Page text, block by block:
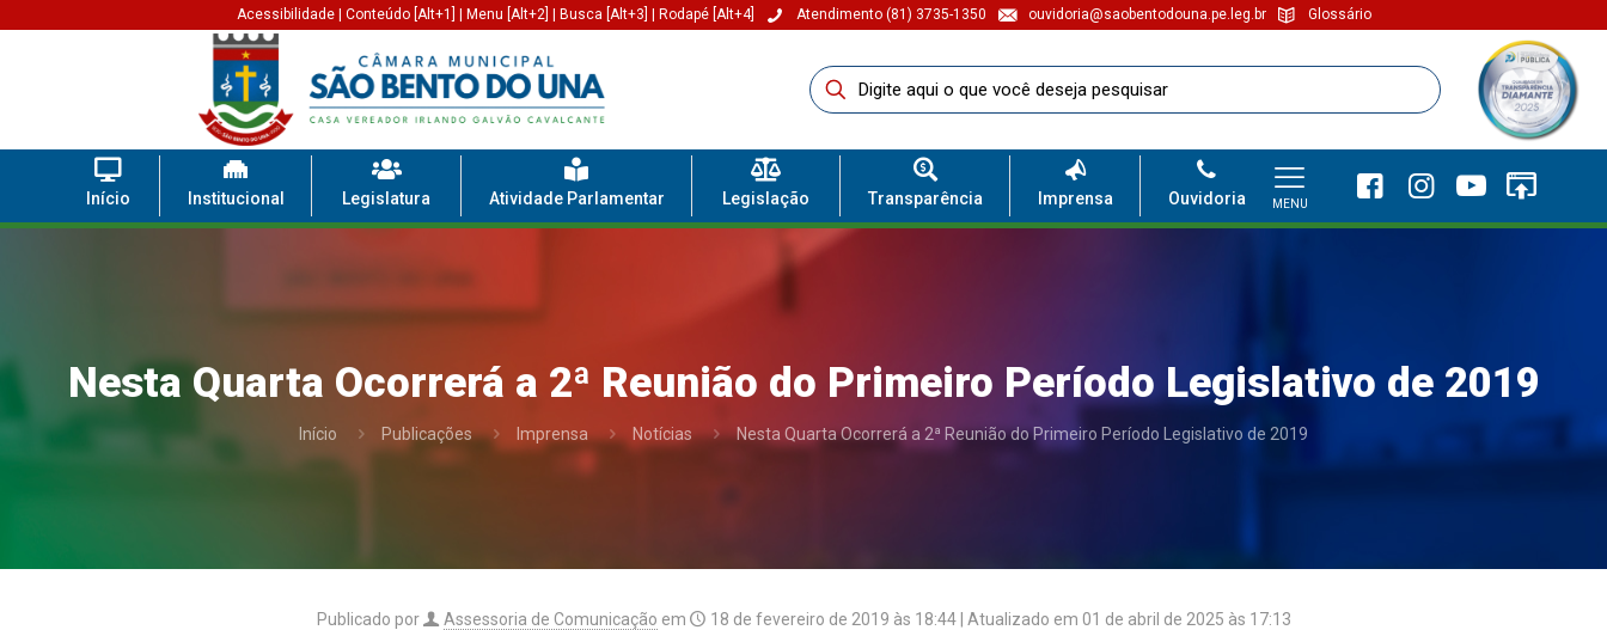
Acessibilidade| Conteúdo [Alt+1] Menu [Alt+2] Busca [Alt+3] Rodapé [Alt+4] Atendimento (81) 3735-1350 ouvidoria@saobentodouna.pe.leg.br Glossário
Início Institucional Legislatura Atividade Parlamentar Legislação Transparência Imprensa Ouvidoria MENU
Nesta Quarta Ocorrerá a 2ª Reunião do Primeiro Período Legislativo de 2019
Início Publicações Imprensa Notícias Nesta Quarta Ocorrerá a 2ª Reunião do Primeiro Período Legislativo de 2019
Publicado por Assessoria de Comunicação em 18 de fevereiro de 2019 às 18:44 | Atualizado em 01 de abril de 2025 às 17:13